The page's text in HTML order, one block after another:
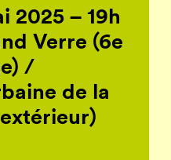
2025 – 19h
Verre (6e
/
de la